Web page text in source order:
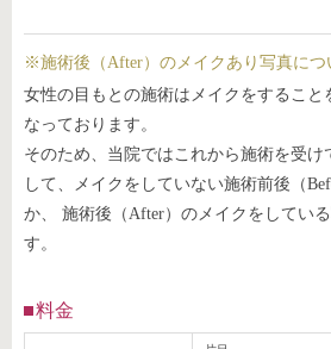
※施術後（After）のメイクあり写真につ
女性の目もとの施術はメイクをすること
なっております。
そのため、当院ではこれから施術を受け
して、メイクをしていない施術前後（
か、 施術後（After）のメイクをしてい
す。
料金